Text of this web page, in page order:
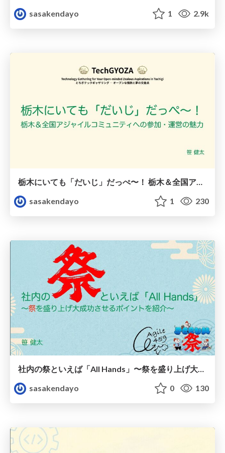
sasakendayo
1 2.9k
sasakendayo
1 230
社内の祭といえば「All Hands」〜祭を盛り上げ大成功させるポイントを紹介〜
sasakendayo
0 130